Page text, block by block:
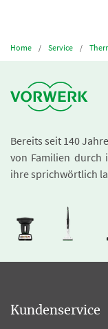
Home Service
Bereits seit 140
von Familien durch
ihre sprichwörtlich
Kundenservice